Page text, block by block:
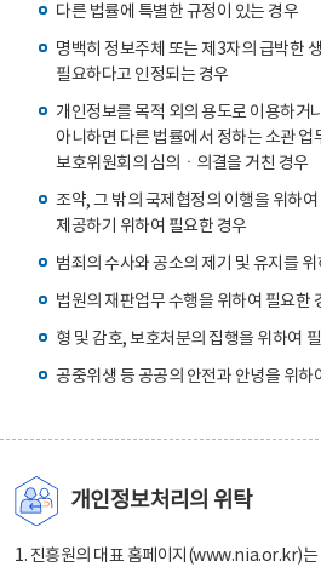
다른 법률에 특별한 규정이 있는 경우
명백히 정보주체 또는 제3자의 급박한
필요하다고 인정되는 경우
개인정보를 목적 외의 용도로 이용하거
아니하면 다른 법률에서 정하는 소관 업
보호위원회의 심의ㆍ의결을 거친 경우
조약, 그 밖의 국제협정의 이행을 위하
제공하기 위하여 필요한 경우
범죄의 수사와 공소의 제기 및 유지를
법원의 재판업무 수행을 위하여 필요한
형 및 감호, 보호처분의 집행을 위하여
공중위생 등 공공의 안전과 안녕을 위하
개인정보처리의 위탁
1. 진흥원의 대표 홈페이지(www.nia.or.kr)는